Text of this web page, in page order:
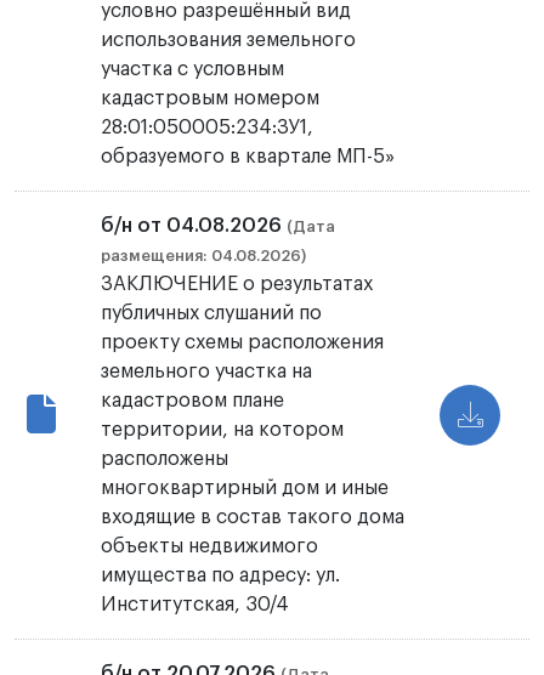
условно разрешённый вид
использования земельного
участка с условным
кадастровым номером
28:01:050005:234:ЗУ1,
образуемого в квартале МП-5»
б/н от 04.08.2026 (Дата
размещения: 04.08.2026)
ЗАКЛЮЧЕНИЕ о результатах
публичных слушаний по
проекту схемы расположения
земельного участка на
кадастровом плане
территории, на котором
расположены
многоквартирный дом и иные
входящие в состав такого дома
объекты недвижимого
имущества по адресу: ул.
Институтская, 30/4